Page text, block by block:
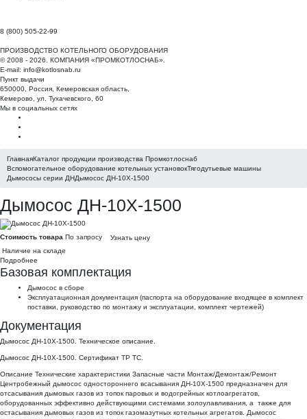
8 (800) 505-22-99
ПРОИЗВОДСТВО КОТЕЛЬНОГО ОБОРУДОВАНИЯ
© 2008 - 2026. КОМПАНИЯ «ПРОМКОТЛОСНАБ».
E-mail: info@kotlosnab.ru
Пункт выдачи
650000 Россия Кемеровская область
Кемерово ул. Тухачевского, 60
Мы в социальных сетях
ГлавнаяКаталог продукции производства Промкотлоснаб
Вспомогательное оборудование котельных установокТягодутьевые машины
Дымососы серии ДНДымосос ДН-10Х-1500
Дымосос ДН-10Х-1500
Стоимость товара По запросу
Узнать цену
Наличие на складе
Подробнее
Базовая комплектация
Дымосос в сборе
Эксплуатационная документация (паспорта на оборудование входящее в комплект
поставки, руководство по монтажу и эксплуатации, комплект чертежей)
Документация
Дымосос ДН-10Х-1500. Техническое описание.
Дымосос ДН-10Х-1500. Сертификат ТР ТС
Описание Технические характеристики Запасные части Монтаж/Демонтаж/Ремонт
Центробежный дымосос одностороннего всасывания ДН-10Х-1500 предназначен для
отсасывания дымовых газов из топок паровых и водогрейных котлоагрегатов,
оборудованных эффективно действующими системами золоулавливания, а также для
остасывания дымовых газов из топок газомазутных котельных агрегатов. Дымосос